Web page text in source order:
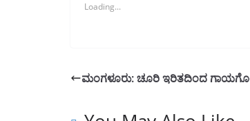
Loading...
ಮಂಗಳೂರು: ಚೂರಿ ಇರಿತದಿಂದ